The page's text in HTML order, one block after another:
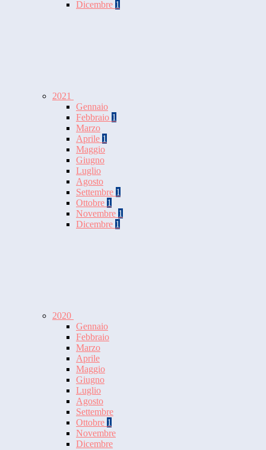
Dicembre 1
2021
Gennaio
Febbraio 1
Marzo
Aprile 1
Maggio
Giugno
Luglio
Agosto
Settembre 1
Ottobre 1
Novembre 1
Dicembre 1
2020
Gennaio
Febbraio
Marzo
Aprile
Maggio
Giugno
Luglio
Agosto
Settembre
Ottobre 1
Novembre
Dicembre